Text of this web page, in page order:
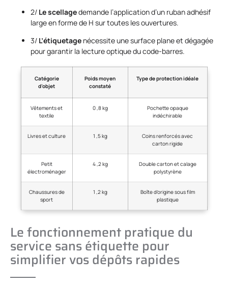
2/ Le scellagedemande l’application d’un ruban adhésif
large en forme de H sur toutes les ouvertures.
3/ L’étiquetage nécessite une surface plane et dégagée
pour garantir la lecture optique du code-barres.
Catégorie
d’objet
Poids moyen
constaté
Type de protection idéale
Vêtements et
textile
0 ,8 kg
Pochette opaque
indéchirable
Livres et culture 1 ,5 kg
Coins renforcés avec
carton rigide
Petit
électroménager
4 ,2 kg
Double carton et calage
polystyrène
Chaussures de
sport
1 ,2 kg
Boîte d’origine sous film
plastique
Le fonctionnement pratique du
service sans étiquette pour
simplifier vos dépôts rapides